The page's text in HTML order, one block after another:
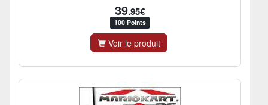
39.95€
100 Points
Voir le produit